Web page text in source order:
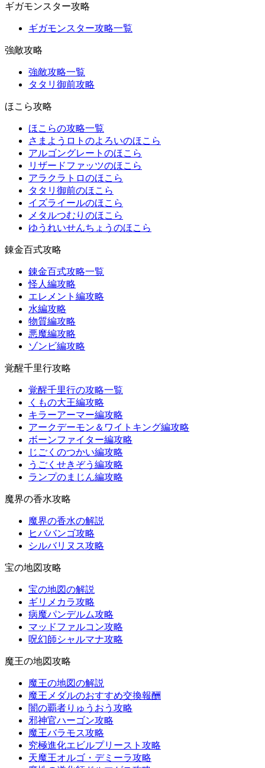
ギガモンスター攻略
ギガモンスター攻略一覧
強敵攻略
強敵攻略一覧
タタリ御前攻略
ほこら攻略
ほこらの攻略一覧
さまようロトのよろいのほこら
アルゴングレートのほこら
リザードファッツのほこら
アラクラトロのほこら
タタリ御前のほこら
イズライールのほこら
メタルつむりのほこら
ゆうれいせんちょうのほこら
錬金百式攻略
錬金百式攻略一覧
怪人編攻略
エレメント編攻略
水編攻略
物質編攻略
悪魔編攻略
ゾンビ編攻略
覚醒千里行攻略
覚醒千里行の攻略一覧
くもの大王編攻略
キラーアーマー編攻略
アークデーモン＆ワイトキング編攻略
ボーンファイター編攻略
じごくのつかい編攻略
うごくせきぞう編攻略
ランプのまじん編攻略
魔界の香水攻略
魔界の香水の解説
ヒババンゴ攻略
シルバリヌス攻略
宝の地図攻略
宝の地図の解説
ギリメカラ攻略
病魔パンデルム攻略
マッドファルコン攻略
呪幻師シャルマナ攻略
魔王の地図攻略
魔王の地図の解説
魔王メダルのおすすめ交換報酬
闇の覇者りゅうおう攻略
邪神官ハーゴン攻略
魔王バラモス攻略
究極進化エビルプリースト攻略
天魔王オルゴ・デミーラ攻略